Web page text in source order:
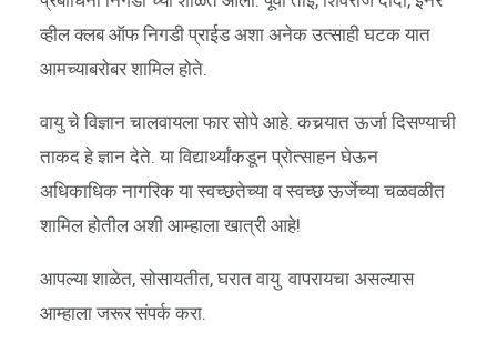
व्हील क्लब ऑफ निगडी प्राईड अशा अनेक उत्साही घटक यात
आमच्याबरोबर शामिल होते.
वायु चे विज्ञान चालवायला फार सोपे आहे. कचर्‍यात ऊर्जा दिसण्याची
ताकद हे ज्ञान देते. या विद्यार्थ्यांकडून प्रोत्साहन घेऊन
अधिकाधिक नागरिक या स्वच्छतेच्या व स्वच्छ ऊर्जेच्या चळवळीत
शामिल होतील अशी आम्हाला खात्री आहे!
आपल्या शाळेत, सोसायतीत, घरात वायु वापरायचा असल्यास
आम्हाला जरूर संपर्क करा.